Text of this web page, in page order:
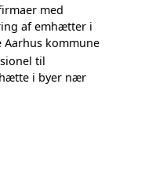
med
af emhætter i
kommune
til
i byer nær